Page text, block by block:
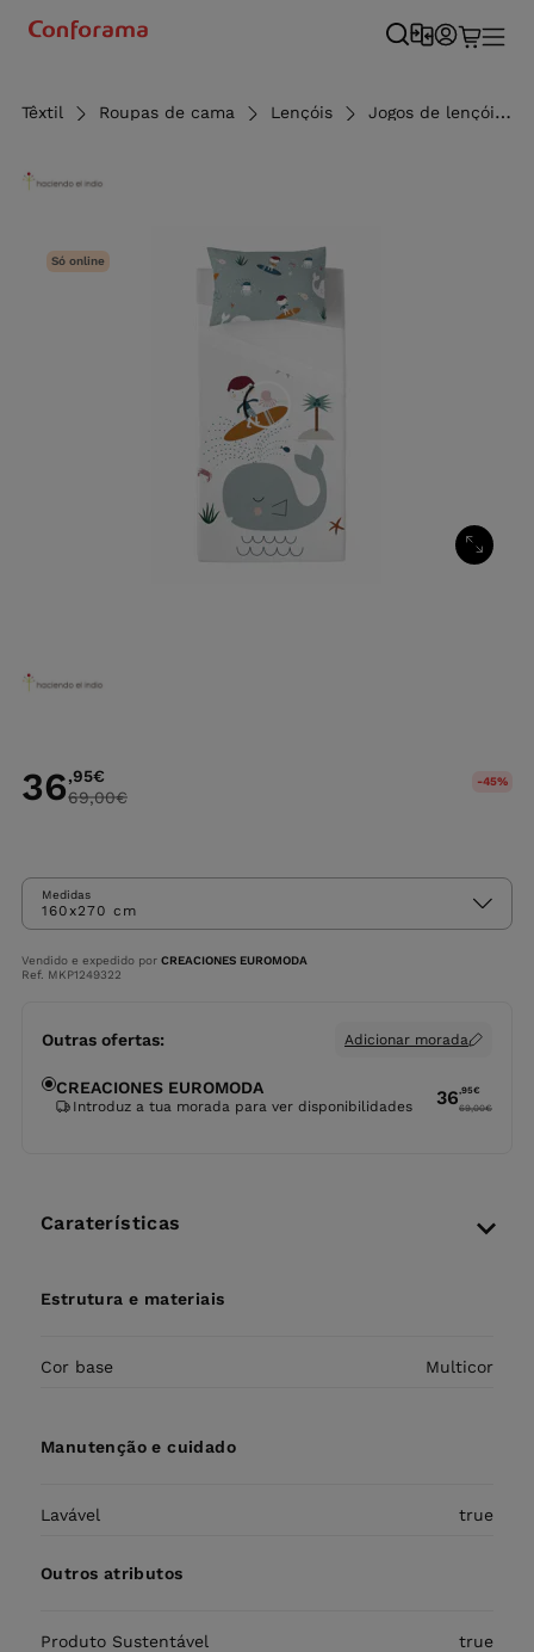
Têxtil Roupas de cama Lençóis Jogos de lençóis
Só online
36,95€
69,00€
-45%
Medidas
160x270 cm
Vendido e expedido por CREACIONES EUROMODA
Ref. MKP1249322
Outras ofertas: Adicionar morada
CREACIONES EUROMODA
Introduz a tua morada para ver disponibilidades 36,95€
69,00€
Caraterísticas
Estrutura e materiais
Cor base Multicor
Manutenção e cuidado
Lavável true
Outros atributos
Produto Sustentável true